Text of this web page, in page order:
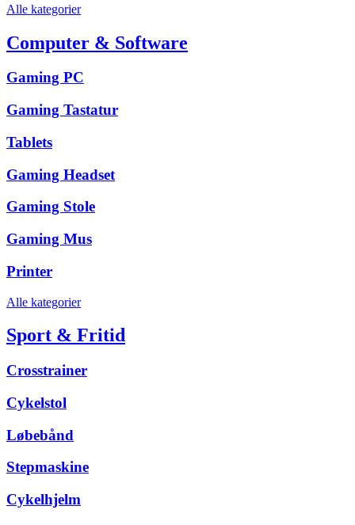
Alle kategorier
Computer & Software
Gaming PC
Gaming Tastatur
Tablets
Gaming Headset
Gaming Stole
Gaming Mus
Printer
Alle kategorier
Sport & Fritid
Crosstrainer
Cykelstol
Løbebånd
Stepmaskine
Cykelhjelm